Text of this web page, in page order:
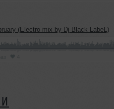
(Electro mix by Dj Black LabeL)